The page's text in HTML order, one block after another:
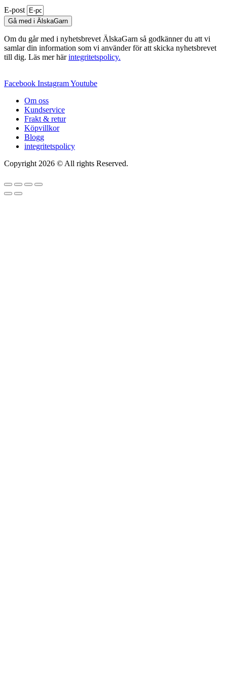
E-post
Gå med i ÄlskaGarn
Om du går med i nyhetsbrevet ÄlskaGarn så godkänner du att vi
samlar din information som vi använder för att skicka nyhetsbrevet
till dig. Läs mer härintegritetspolicy.
Facebook InstagramYoutube
Om oss
Kundservice
Frakt & retur
Köpvillkor
Blogg
integritetspolicy
Copyright 2026 © All rights Reserved.